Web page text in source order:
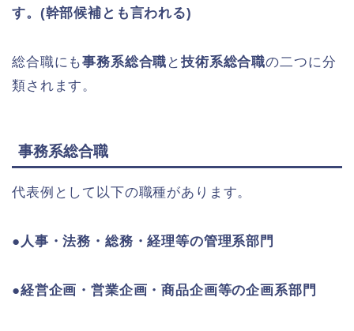
す。(幹部候補とも言われる)
総合職にも事務系総合職 と技術系総合職の二つに分
類されます。
事務系総合職
代表例として以下の職種があります。
● 人事・法務・総務・経理等の管理系部門
●経営企画・営業企画・商品企画等の企画系部門